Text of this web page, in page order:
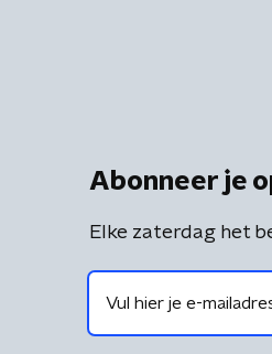
Abonneer je
Elke zaterdag het